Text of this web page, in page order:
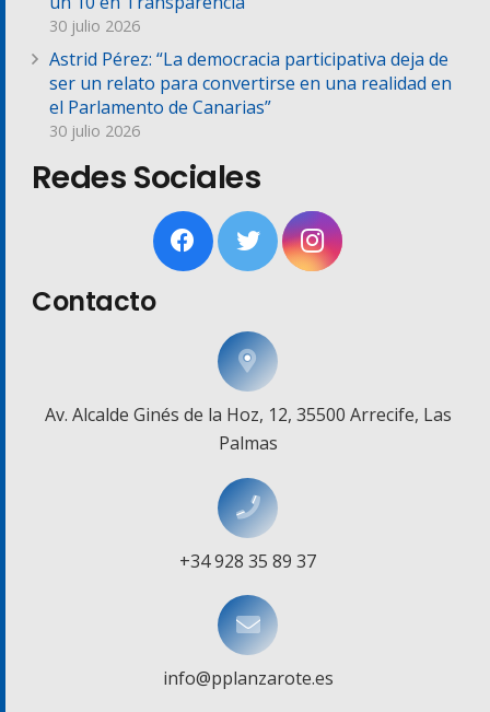
30 julio 2026
Astrid Pérez: “La democracia participativa deja de
ser un relato para convertirse en una realidad en
el Parlamento de Canarias”
30 julio 2026
Redes Sociales
Contacto
Av. Alcalde Ginés de la Hoz, 12, 35500 Arrecife, Las
Palmas
+34 928 35 89 37
info@pplanzarote.es